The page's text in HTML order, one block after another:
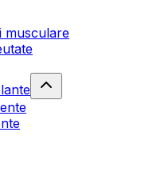
musculare